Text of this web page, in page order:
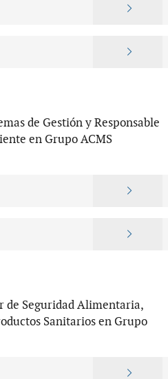
de Gestión y Responsable
en Grupo ACMS
de Seguridad Alimentaria,
Sanitarios en Grupo